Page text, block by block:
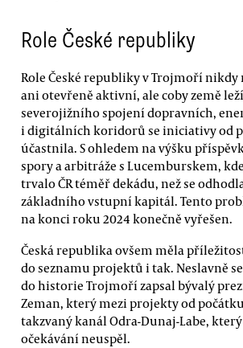
Role České republiky
Role České republiky v Trojmoří
ani otevřeně aktivní, ale coby země
severojižního spojení dopravních,
i digitálních koridorů se iniciativy od
účastnila. S ohledem na výšku
spory a arbitráže s Lucemburskem,
trvalo ČR téměř dekádu, než se
základního vstupní kapitál. Tento
na konci roku 2024 konečně vyřešen.
Česká republika ovšem měla
do seznamu projektů i tak. Neslavně
do historie Trojmoří zapsal bývalý
Zeman, který mezi projekty od
takzvaný kanál Odra-Dunaj-Labe,
očekávání neuspěl.